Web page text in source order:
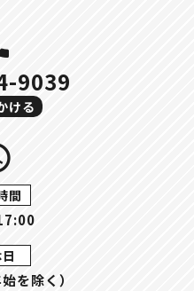
9039
ける
間
を除く）